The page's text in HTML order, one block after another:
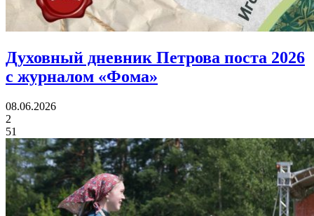
Духовный дневник Петрова поста 2026
с журналом «Фома»
08.06.2026
2
51